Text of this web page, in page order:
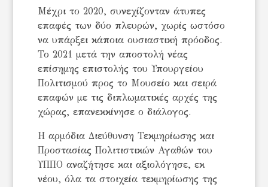
Μέχρι το 2020, συνεχίζονταν άτυπες
επαφές των δύο πλευρών, χωρίς ωστόσο
να υπάρξει κάποια ουσιαστική πρόοδος.
Το 2021 μετά την αποστολή νέας
επίσημης επιστολής του Υπουργείου
Πολιτισμού προς το Μουσείο και σειρά
επαφών με τις διπλωματικές αρχές της
χώρας, επανεκκίνησε ο διάλογος.
Η αρμόδια Διεύθυνση Τεκμηρίωσης και
Προστασίας Πολιτιστικών Αγαθών του
ΥΠΠΟ αναζήτησε και αξιολόγησε, εκ
νέου, όλα τα στοιχεία τεκμηρίωσης της